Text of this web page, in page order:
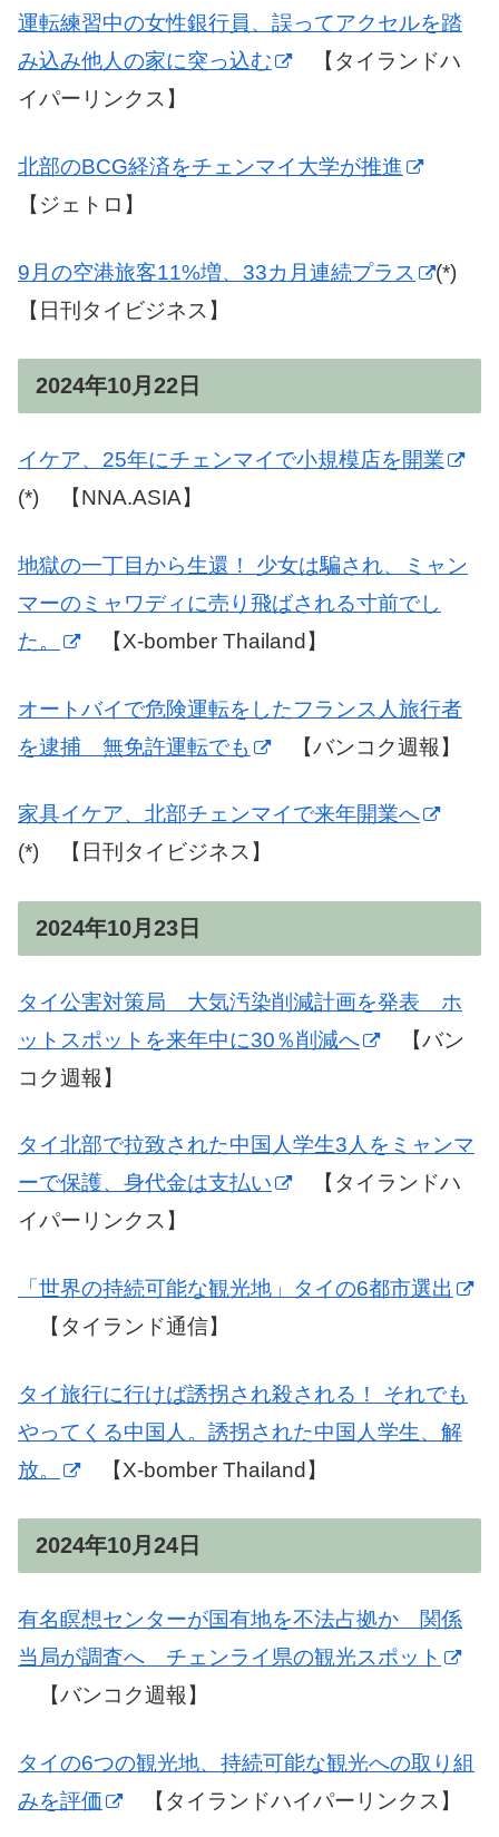
運転練習中の女性銀行員、誤ってアクセルを踏
み込み他人の家に突っ込む
【タイランドハ
イパーリンクス】
北部のBCG経済をチェンマイ大学が推進
【ジェトロ】
9月の空港旅客11%増、33カ月連続プラス
(*)
【日刊タイビジネス】
2024年10月22日
イケア、25年にチェンマイで小規模店を開業
(*) 【NNA.ASIA】
地獄の一丁目から生還！ 少女は騙され、ミャン
マーのミャワディに売り飛ばされる寸前でし
た。
【X-bomber Thailand】
オートバイで危険運転をしたフランス人旅行者
を逮捕 無免許運転でも
【バンコク週報】
家具イケア、北部チェンマイで来年開業へ
(*) 【日刊タイビジネス】
2024年10月23日
タイ公害対策局 大気汚染削減計画を発表 ホ
ットスポットを来年中に30％削減へ
【バン
コク週報】
タイ北部で拉致された中国人学生3人をミャンマ
ーで保護、身代金は支払い
【タイランドハ
イパーリンクス】
「世界の持続可能な観光地」タイの6都市選出
【タイランド通信】
タイ旅行に行けば誘拐され殺される！ それでも
やってくる中国人。誘拐された中国人学生、解
放。
【X-bomber Thailand】
2024年10月24日
有名瞑想センターが国有地を不法占拠か 関係
当局が調査へ チェンライ県の観光スポット
【バンコク週報】
タイの6つの観光地、持続可能な観光への取り組
みを評価
【タイランドハイパーリンクス】